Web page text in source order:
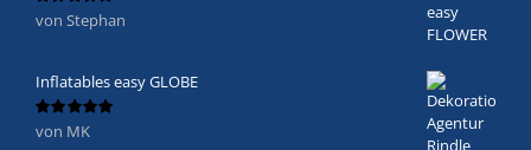
Bewertet
von 5
von Stephan
Inflatables easy GLOBE
Bewertet
von MK